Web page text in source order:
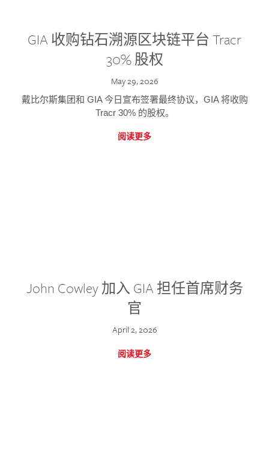
GIA 收购钻石溯源区块链平台 Tracr
30% 股权
May 29, 2026
戴比尔斯集团和 GIA 今日宣布签署最终协议，GIA 将收购
Tracr 30% 的股权。
阅读更多
John Cowley 加入 GIA 担任首席财务
官
April 2, 2026
阅读更多